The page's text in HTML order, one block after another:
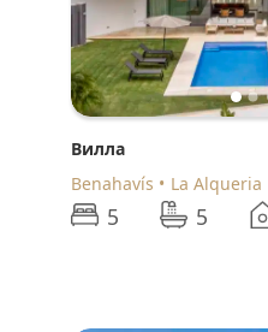
Вилла
Benahavís
La Alqueria
5 5